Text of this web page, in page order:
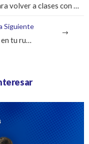
Todo lo que necesitás para volver a clases con estilo y funcionalidad.
Siguiente
Más tiempo para vos, menos esfuerzo en tu rutina